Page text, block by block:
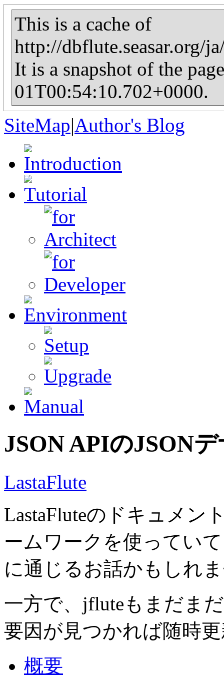
This is a cache of
http://dbflute.seasar.org/
It is a snapshot of the
01T00:54:10.702+0000.
SiteMap|Author's Blog
JSON APIのJSON
LastaFlute
LastaFluteのドキュメン
ームワークを使ってい
に通じるお話かもしれ
一方で、jfluteもまだま
要因が見つかれば随時
概要